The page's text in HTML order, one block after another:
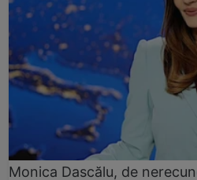
Monica Dascălu, de